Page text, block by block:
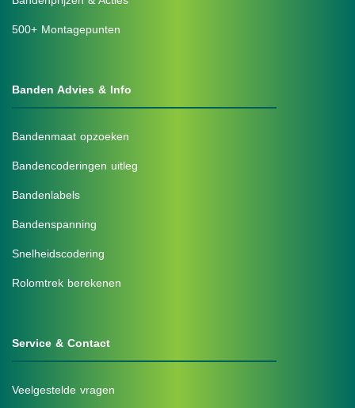
500+ Montagepunten
Banden Advies & Info
Bandenmaat opzoeken
Bandencoderingen uitleg
Bandenlabels
Bandenspanning
Snelheidscodering
Rolomtrek berekenen
Service & Contact
Veelgestelde vragen